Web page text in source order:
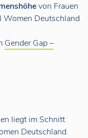
von Frauen
Women Deutschland
Gender Gap –
liegt im Schnitt
Deutschland